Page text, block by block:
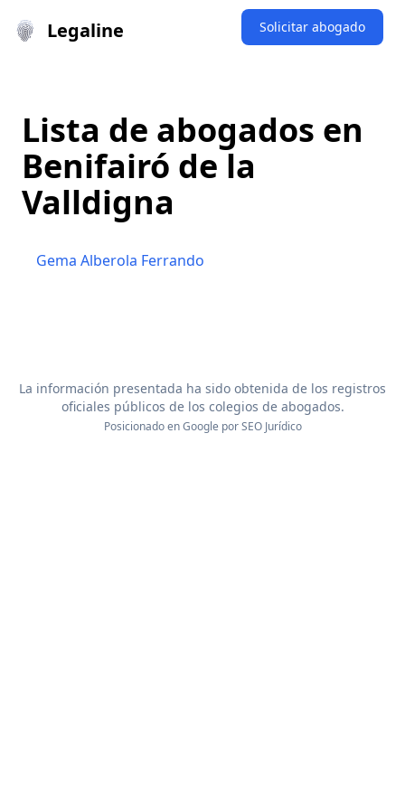
Legaline Solicitar abogado
Lista de abogados en
Benifairó de la
Valldigna
Gema Alberola Ferrando
La información presentada ha sido obtenida de los registros
oficiales públicos de los colegios de abogados.
Posicionado en Google porSEO Jurídico